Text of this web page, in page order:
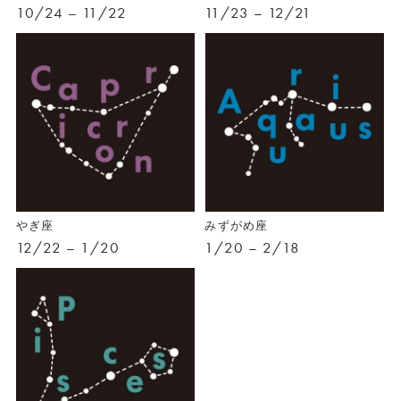
10/24 – 11/22 11/23 – 12/21
やぎ座
12/22 – 1/20
みずがめ座
1/20 – 2/18